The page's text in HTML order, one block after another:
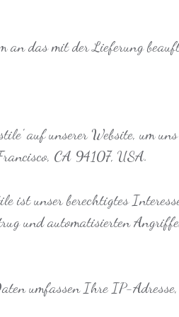
an das mit der Lieferung
auf unserer Website, um
CA 94107, USA.
ist unser berechtigtes
und automatisierten
umfassen Ihre IP-